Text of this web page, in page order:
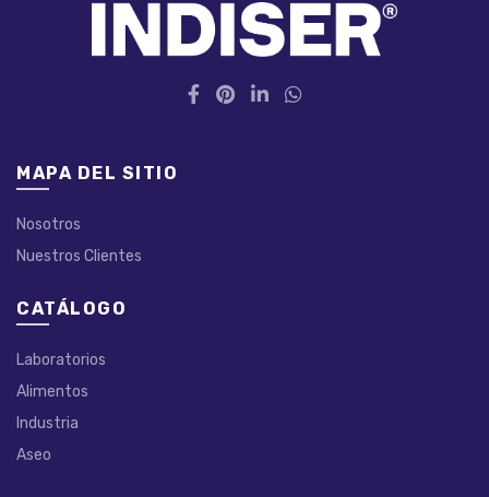
MAPA DEL SITIO
Nosotros
Nuestros Clientes
CATÁLOGO
Laboratorios
Alimentos
Industria
Aseo